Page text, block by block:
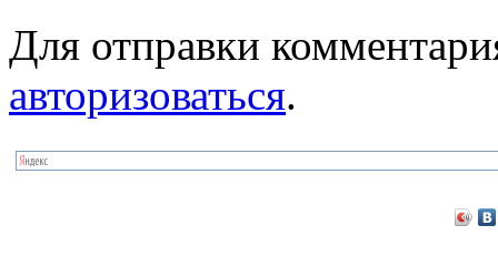
Для отправки
авторизоваться.